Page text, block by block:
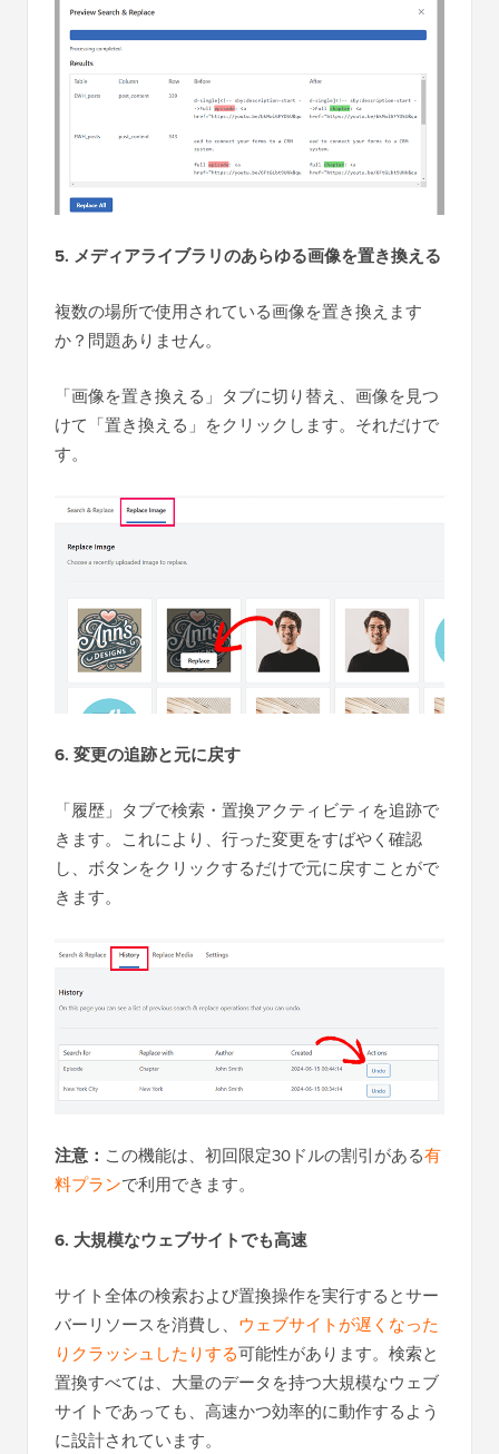
5. メディアライブラリのあらゆる画像を置き換える
複数の場所で使用されている画像を置き換えます
か？問題ありません。
「画像を置き換える」タブに切り替え、画像を見つ
けて「置き換える」をクリックします。それだけで
す。
6. 変更の追跡と元に戻す
「履歴」タブで検索・置換アクティビティを追跡で
きます。これにより、行った変更をすばやく確認
し、ボタンをクリックするだけで元に戻すことがで
きます。
注意： この機能は、初回限定30ドルの割引がある有
料プランで利用できます。
6. 大規模なウェブサイトでも高速
サイト全体の検索および置換操作を実行するとサー
バーリソースを消費し、 ウェブサイトが遅くなった
りクラッシュしたりする可能性があります。検索と
置換すべては、大量のデータを持つ大規模なウェブ
サイトであっても、高速かつ効率的に動作するよう
に設計されています。